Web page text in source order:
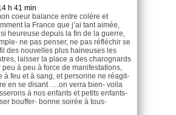
h 41 min
coeur balance entre colère et
la France que j’ai tant aimée,
si heureuse depuis la fin de la guerre,
ne pas penser, ne pas réfléchir se
des nouvelles plus haineuses les
laisser la place a des charognards
à peu à force de manifestations,
à feu et à sang, et personne ne réagit-
en se disant ….on verra bien- voila
à nos enfants et petits enfants-
bouffer- bonne soirée à tous-